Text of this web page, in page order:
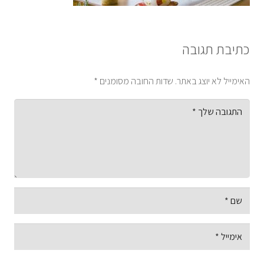
כתיבת תגובה
האימייל לא יוצג באתר. שדות החובה מסומנים *